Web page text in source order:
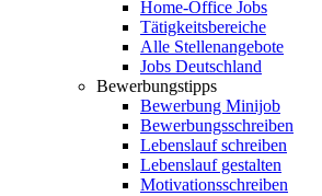
Home-Office Jobs
Tätigkeitsbereiche
Alle Stellenangebote
Jobs Deutschland
Bewerbungstipps
Bewerbung Minijob
Bewerbungsschreiben
Lebenslauf schreiben
Lebenslauf gestalten
Motivationsschreiben